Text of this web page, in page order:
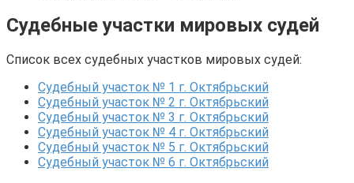
Судебные участки мировых судей
Список всех судебных участков мировых судей:
Судебный участок № 1 г. Октябрьский
Судебный участок № 2 г. Октябрьский
Судебный участок № 3 г. Октябрьский
Судебный участок № 4 г. Октябрьский
Судебный участок № 5 г. Октябрьский
Судебный участок № 6 г. Октябрьский